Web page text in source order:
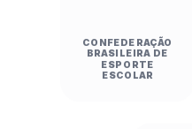
CONFEDERAÇÃO
BRASILEIRA DE
ESPORTE
ESCOLAR